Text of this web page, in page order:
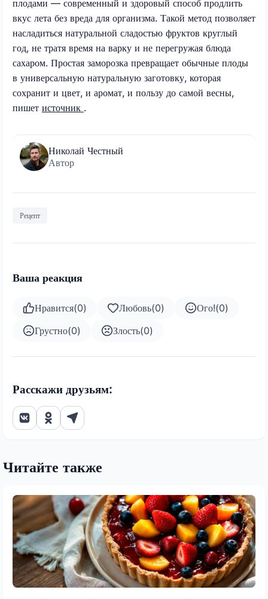
плодами — современный и здоровый способ продлить
вкус лета без вреда для организма. Такой метод позволяет
насладиться натуральной сладостью фруктов круглый
год, не тратя время на варку и не перегружая блюда
сахаром. Простая заморозка превращает обычные плоды
в универсальную натуральную заготовку, которая
сохранит и цвет, и аромат, и пользу до самой весны,
пишет источник .
Николай Честный
Автор
Рецепт
Ваша реакция
Нравится(0) Любовь(0) Ого!(0)
Грустно(0) Злость(0)
Расскажи друзьям:
Читайте также